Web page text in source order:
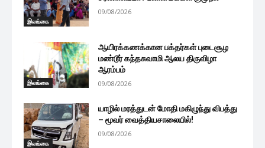
இலங்கை
09/08/2026
இலங்கை
ஆயிரக்கணக்கான பக்தர்கள் புடைசூழ
மண்டூர் கந்தசுவாமி ஆலய திருவிழா
ஆரம்பம்
09/08/2026
இலங்கை
யாழில் மரத்துடன் மோதி மகிழுந்து விபத்து
– மூவர் வைத்தியசாலையில்!
09/08/2026